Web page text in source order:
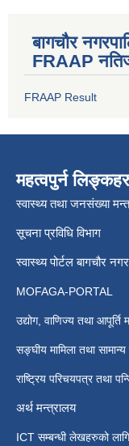
बागचौर
FRAAP
FRAAP Result
महत्वपुर्न
स्वास्थ्य तथा जनसंख्या
सूचना प्रविधि विभाग
स्वास्थ्य पोर्टल बागचौर
MOFAGA-PORTAL
उद्योग, वाणिज्य तथा आपूर्ति
सङ्घीय मामिला तथा
राष्ट्रिय परिचयपत्र तथा
अर्थ मन्त्रालय
ICT सम्बन्धी लेखहरुको लागि